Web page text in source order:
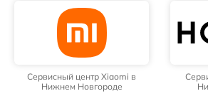
Сервисный центр Xiaomi в
Нижнем Новгороде